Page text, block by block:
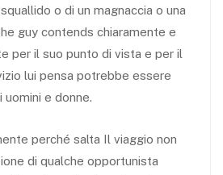
o di un magnaccia o una
guy contends chiaramente e
per il suo punto di vista e per il
lui pensa potrebbe essere
e donne.
perché salta Il viaggio non
di qualche opportunista